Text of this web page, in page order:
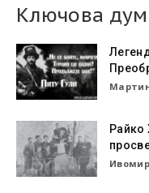
Ключова
Райко